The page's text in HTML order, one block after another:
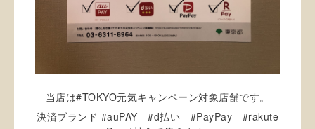
当店は#TOKYO元気キャンペーン対象店舗です。
決済ブランド #auPAY #d払い #PayPay #rakute